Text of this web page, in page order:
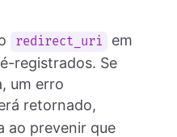
redirect_uri
em
registrados. Se
um erro
retornado,
ao prevenir que